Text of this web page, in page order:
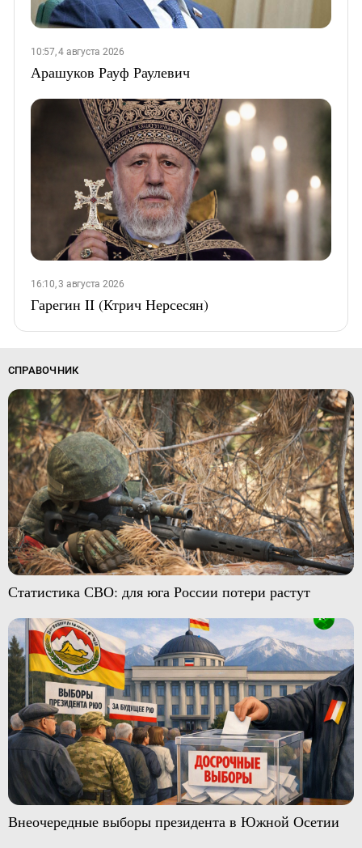
10:57, 4 августа 2026
Арашуков Рауф Раулевич
16:10, 3 августа 2026
Гарегин II (Ктрич Нерсесян)
СПРАВОЧНИК
Статистика СВО: для юга России потери растут
Внеочередные выборы президента в Южной Осетии